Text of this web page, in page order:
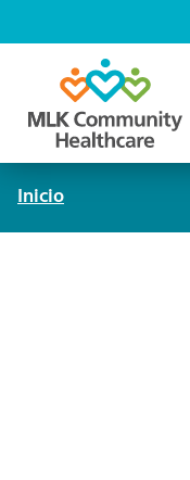
al
contenido
principal
Ruta
Inicio